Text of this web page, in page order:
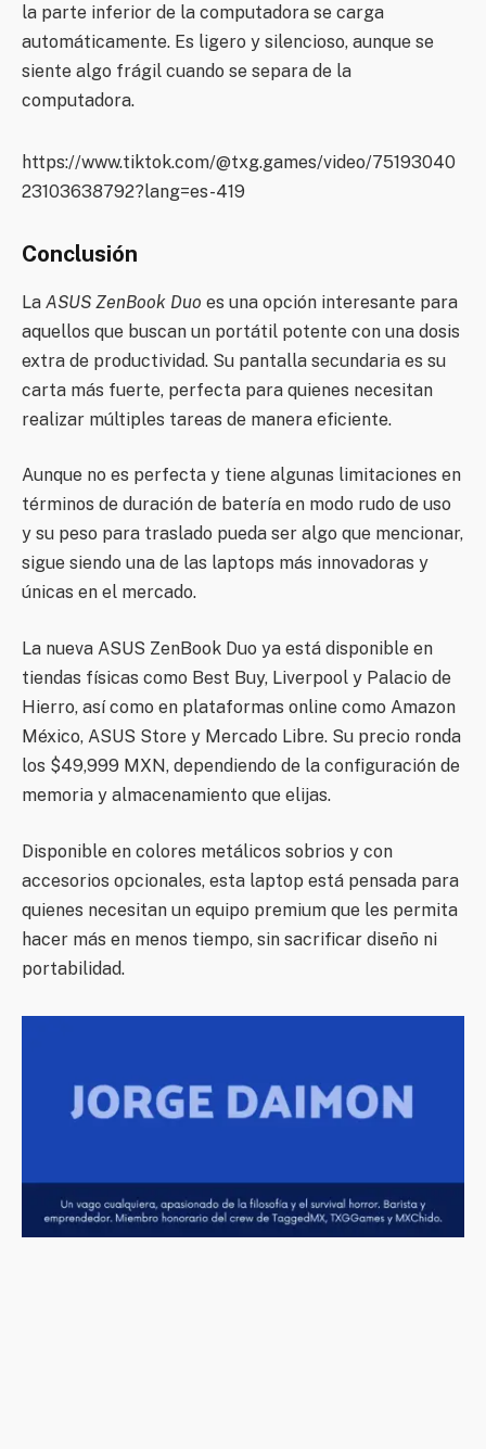
la parte inferior de la computadora se carga
automáticamente. Es ligero y silencioso, aunque se
siente algo frágil cuando se separa de la
computadora.
https://www.tiktok.com/@txg.games/video/75193040
23103638792?lang=es-419
Conclusión
La ASUS ZenBook Duo es una opción interesante para
aquellos que buscan un portátil potente con una dosis
extra de productividad. Su pantalla secundaria es su
carta más fuerte, perfecta para quienes necesitan
realizar múltiples tareas de manera eficiente.
Aunque no es perfecta y tiene algunas limitaciones en
términos de duración de batería en modo rudo de uso
y su peso para traslado pueda ser algo que mencionar,
sigue siendo una de las laptops más innovadoras y
únicas en el mercado.
La nueva ASUS ZenBook Duo ya está disponible en
tiendas físicas como Best Buy, Liverpool y Palacio de
Hierro, así como en plataformas online como Amazon
México, ASUS Store y Mercado Libre. Su precio ronda
los $49,999 MXN, dependiendo de la configuración de
memoria y almacenamiento que elijas.
Disponible en colores metálicos sobrios y con
accesorios opcionales, esta laptop está pensada para
quienes necesitan un equipo premium que les permita
hacer más en menos tiempo, sin sacrificar diseño ni
portabilidad.